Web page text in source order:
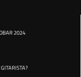
2024